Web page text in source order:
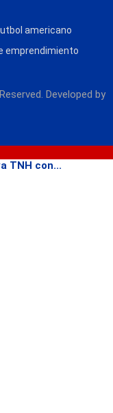
americano
emprendimiento
Developed by
TNH con...